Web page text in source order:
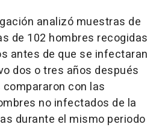
analizó muestras de
de 102 hombres recogidas
antes de que se infectaran
dos o tres años después
con las
no infectados de la
durante el mismo periodo